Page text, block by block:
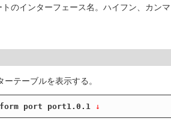
のインターフェース名。ハイフン、カン
テーブルを表示する。
port port1.0.1 ↓